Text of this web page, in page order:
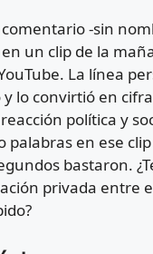
-sin
un clip de la
La línea
y lo convirtió en
política y
palabras en ese
bastaron.
privada entre